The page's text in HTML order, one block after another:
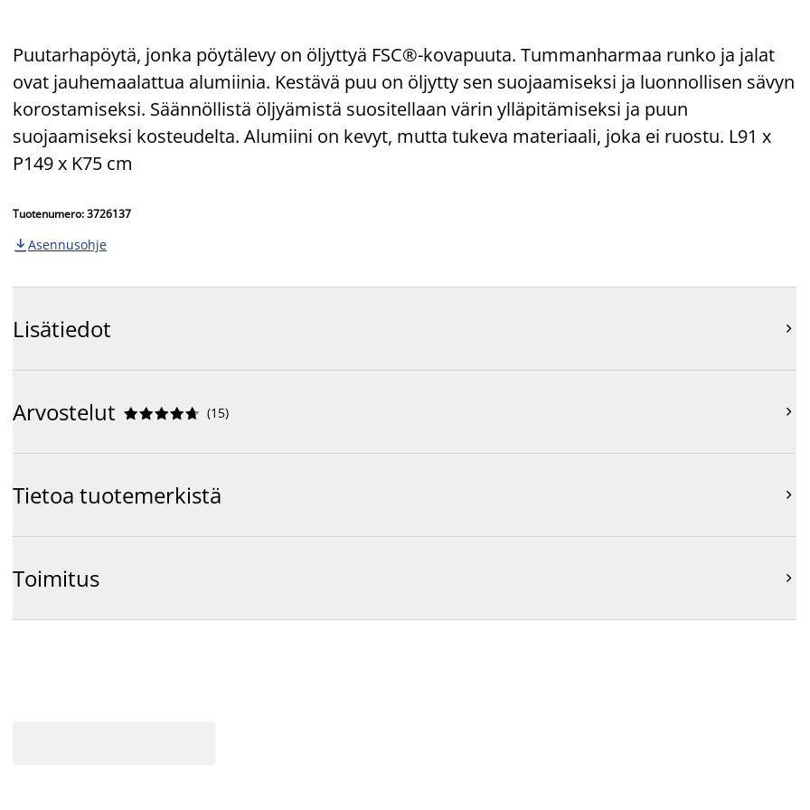
Puutarhapöytä, jonka pöytälevy on öljyttyä FSC®-kovapuuta. Tummanharmaa runko ja jalat
ovat jauhemaalattua alumiinia. Kestävä puu on öljytty sen suojaamiseksi ja luonnollisen sävyn
korostamiseksi. Säännöllistä öljyämistä suositellaan värin ylläpitämiseksi ja puun
suojaamiseksi kosteudelta. Alumiini on kevyt, mutta tukeva materiaali, joka ei ruostu. L91 x
P149 x K75 cm
Tuotenumero: 3726137
 Asennusohje
Lisätiedot 
Arvostelut 




 (15) 
Tietoa tuotemerkistä 
Toimitus 